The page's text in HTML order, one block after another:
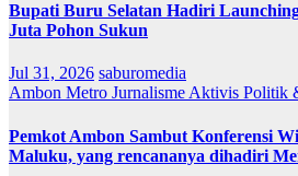
Bupati Buru Selatan Hadiri
Juta Pohon Sukun
Jul 31, 2026 saburomedia
Ambon Metro Jurnalisme Aktivis Politik
Pemkot Ambon Sambut Konferensi
Maluku, yang rencananya dihadiri